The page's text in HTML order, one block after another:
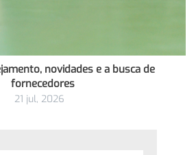
novidades e a busca de
fornecedores
21 jul, 2026